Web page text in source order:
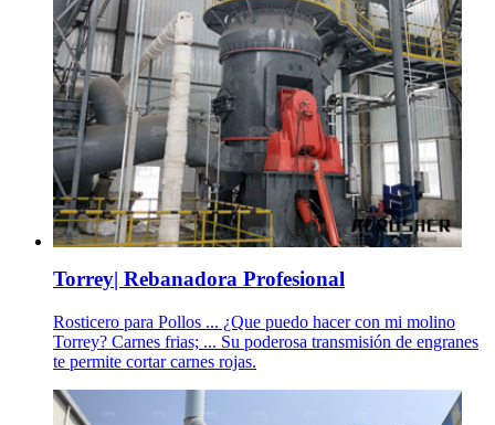
Torrey| Rebanadora Profesional
Rosticero para Pollos ... ¿Que puedo hacer con mi molino
Torrey? Carnes frias; ... Su poderosa transmisión de engranes
te permite cortar carnes rojas.